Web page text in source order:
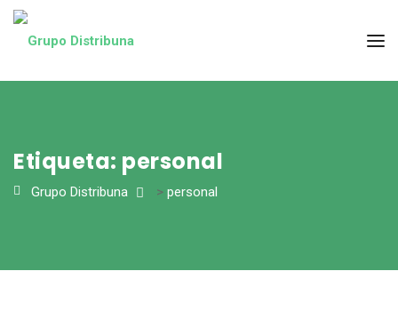
Etiqueta: personal
Grupo Distribuna > personal